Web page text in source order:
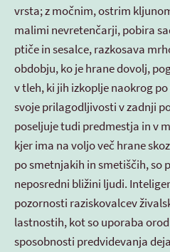
vrsta; z močnim, ostrim
malimi nevretenčarji, pobira
ptiče in sesalce, razkosava
obdobju, ko je hrane dovolj,
v tleh, ki jih izkoplje naokrog
svoje prilagodljivosti v zadnji
poseljuje tudi predmestja in v
kjer ima na voljo več hrane
po smetnjakih in smetiščih, so
neposredni bližini ljudi.
pozornosti raziskovalcev
lastnostih, kot so uporaba
sposobnosti predvidevanja